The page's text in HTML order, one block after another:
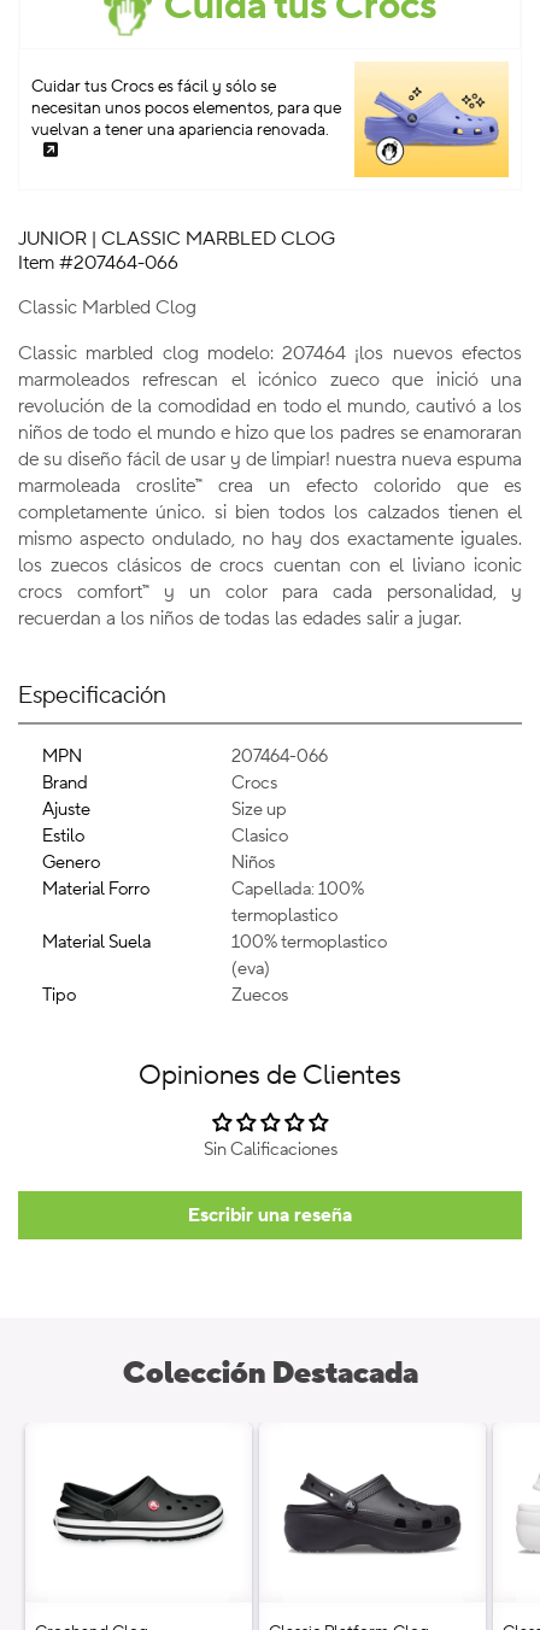
Cuidar tus Crocs es fácil y sólo se
necesitan unos pocos elementos, para que
vuelvan a tener una apariencia renovada.
JUNIOR | CLASSIC MARBLED CLOG
Item #207464-066
Classic Marbled Clog
Classic marbled clog modelo: 207464 ¡los nuevos efectos
marmoleados refrescan el icónico zueco que inició una
revolución de la comodidad en todo el mundo, cautivó a los
niños de todo el mundo e hizo que los padres se enamoraran
de su diseño fácil de usar y de limpiar! nuestra nueva espuma
marmoleada croslite™ crea un efecto colorido que es
completamente único. si bien todos los calzados tienen el
mismo aspecto ondulado, no hay dos exactamente iguales.
los zuecos clásicos de crocs cuentan con el liviano iconic
crocs comfort™ y un color para cada personalidad, y
recuerdan a los niños de todas las edades salir a jugar.
Especificación
MPN
207464-066
Brand
Crocs
Ajuste
Size up
Estilo
Clasico
Genero
Niños
Material Forro
Capellada: 100%
termoplastico
Material Suela
100% termoplastico
(eva)
Tipo
Zuecos
Opiniones de Clientes
Sin Calificaciones
Escribir una reseña
Colección Destacada